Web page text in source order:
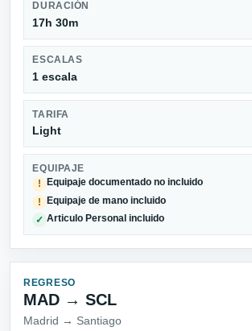
DURACIÓN
17h 30m
ESCALAS
1 escala
TARIFA
Light
EQUIPAJE
!
Equipaje documentado no incluido
! Equipaje de mano incluido
✓ Articulo Personal incluido
REGRESO
MAD → SCL
Madrid → Santiago